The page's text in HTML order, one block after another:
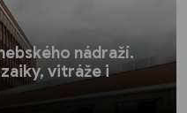
nádraží.
vitráže i